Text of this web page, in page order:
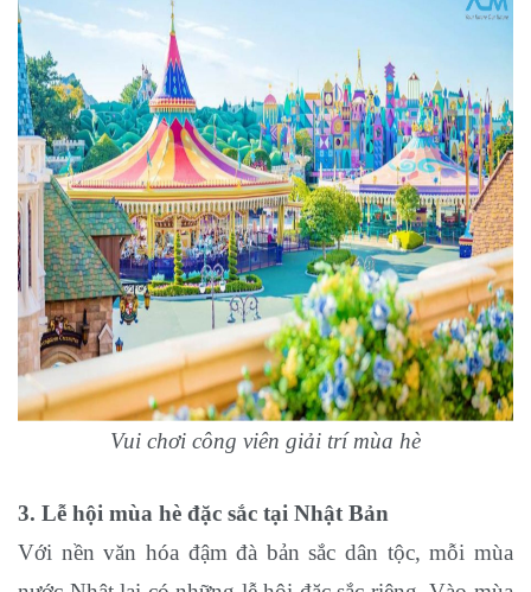
Vui chơi công viên giải trí mùa hè
3. Lễ hội mùa hè đặc sắc tại Nhật Bản
Với nền văn hóa đậm đà bản sắc dân tộc, mỗi mùa